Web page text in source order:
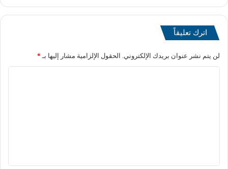
المدارس
اترك تعليقاً
لن يتم نشر عنوان بريدك الإلكتروني. الحقول الإلزامية مشار إليها بـ *